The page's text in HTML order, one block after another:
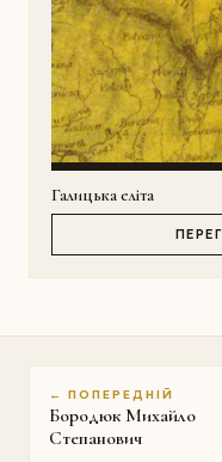
Галицька еліта
← ПОПЕРЕДНІЙ
Бородюк Михайло
Степанович